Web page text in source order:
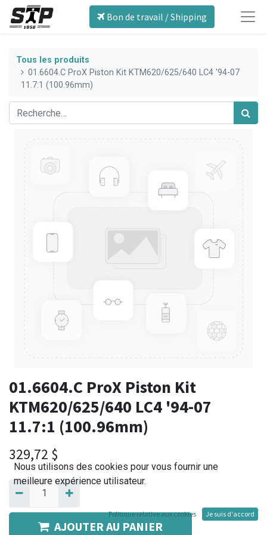
Bon de travail / Shipping
Tous les produits
01.6604.C ProX Piston Kit KTM620/625/640 LC4 '94-07
11.7:1 (100.96mm)
01.6604.C ProX Piston Kit
KTM620/625/640 LC4 '94-07
11.7:1 (100.96mm)
329,72 $
AJOUTER AU PANIER
Nous utilisons des cookies pour vous fournir une
meilleure expérience utilisateur.
Politique relative aux cookies Je suis d'accord